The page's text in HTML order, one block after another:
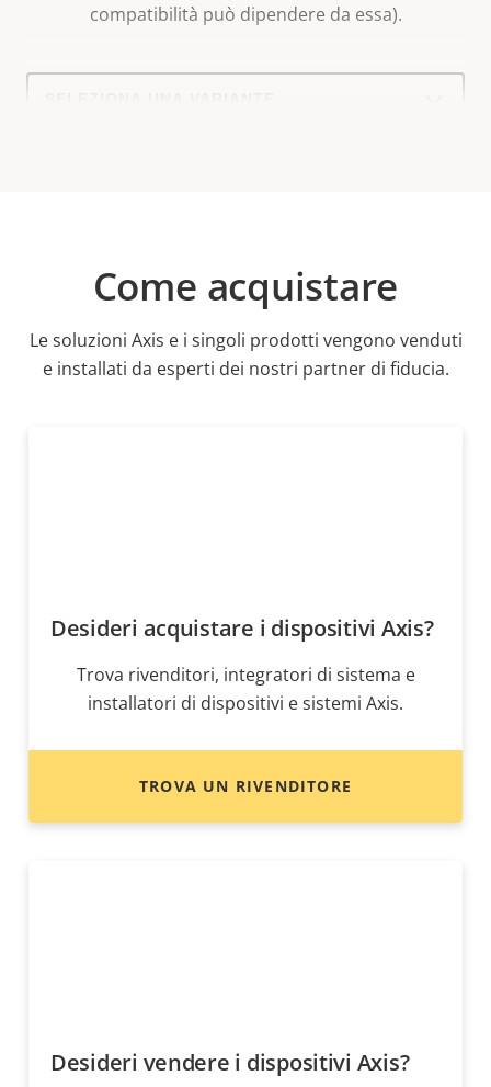
compatibilità può dipendere da essa).
Select
Come acquistare
Le soluzioni Axis e i singoli prodotti vengono venduti
e installati da esperti dei nostri partner di fiducia.
Desideri acquistare i dispositivi Axis?
Trova rivenditori, integratori di sistema e
installatori di dispositivi e sistemi Axis.
TROVA UN RIVENDITORE
Desideri vendere i dispositivi Axis?